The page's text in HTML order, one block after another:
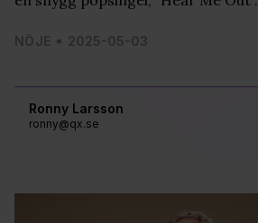
Ronny Larsson
ronny@qx.se
NÖJE 2025-05-03